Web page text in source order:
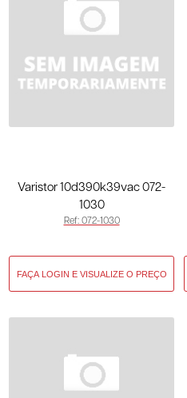
Varistor 10d390k39vac 072-
1030
Ref: 072-1030